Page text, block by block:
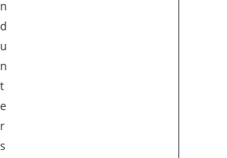
n
d
u
n
t
e
r
s